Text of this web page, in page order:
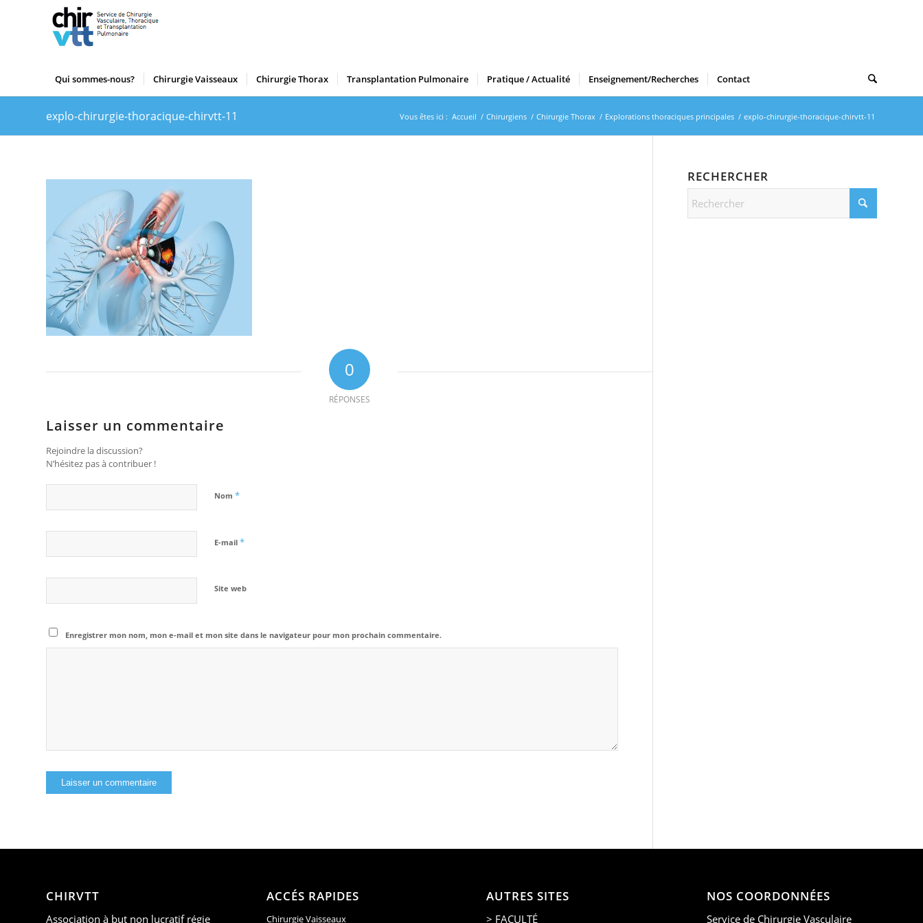
Qui sommes-nous? Chirurgie Vaisseaux Chirurgie Thorax Transplantation Pulmonaire Pratique / Actualité Enseignement/Recherches Contact
explo-chirurgie-thoracique-chirvtt-11 Vous êtes ici : Accueil / Chirurgiens / Chirurgie Thorax / Explorations thoraciques principales / explo-chirurgie-thoracique-chirvtt-11
0
RÉPONSES
Laisser un commentaire
Rejoindre la discussion?
N’hésitez pas à contribuer !
Nom *
E-mail *
Site web
Enregistrer mon nom, mon e-mail et mon site dans le navigateur pour mon prochain commentaire.
RECHERCHER
CHIRVTT
Association à but non lucratif régie
ACCÉS RAPIDES
Chirurgie Vaisseaux
AUTRES SITES
> FACULTÉ
NOS COORDONNÉES
Service de Chirurgie Vasculaire